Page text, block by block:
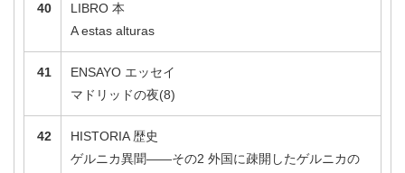
40
LIBRO 本
A estas alturas
41
ENSAYO エッセイ
マドリッドの夜(8)
42
HISTORIA 歴史
ゲルニカ異聞――その2 外国に疎開したゲルニカの